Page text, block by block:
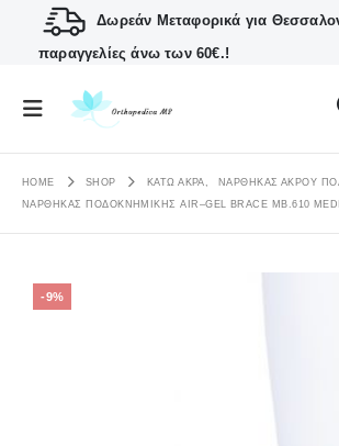
Δωρεάν Μεταφορικά για
παραγγελίες άνω των 60€.!
HOME SHOP ΚΑΤΩ ΑΚΡΑ,
ΝΆΡΘΗΚΑΣ ΆΚΡΟΥ
ΝΆΡΘΗΚΑΣ ΠΟΔΟΚΝΗΜΙΚΉΣ AIR–GEL BRACE MB.610
-9%